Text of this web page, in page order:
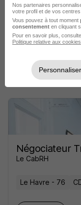
Conseiller en
Le CabRH
Le Havre - 76 CDI
Voir l’offre
Négociateur
Le CabRH
Le Havre - 76
Nos partenaires
votre profil et de vos centres
Vous pouvez à tout moment
consentement en cliquant
Pour en savoir plus,
Politique relative aux cookies